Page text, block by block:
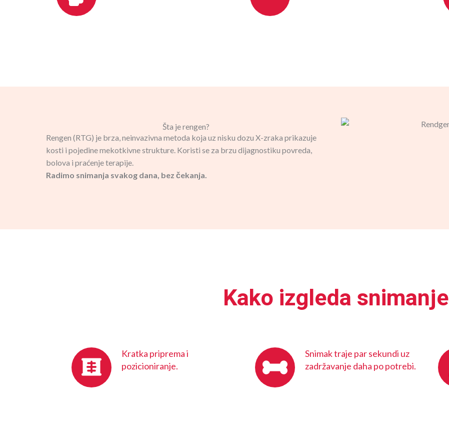
Šta je rengen?
Rengen (RTG) je brza, neinvazivna metoda koja uz nisku dozu X-zraka prikazuje
kosti i pojedine mekotkivne strukture. Koristi se za brzu dijagnostiku povreda,
bolova i praćenje terapije.
Radimo snimanja svakog dana, bez čekanja.
Kako izgleda snimanje
Kratka priprema i
pozicioniranje.
Snimak traje par sekundi uz
zadržavanje daha po potrebi.